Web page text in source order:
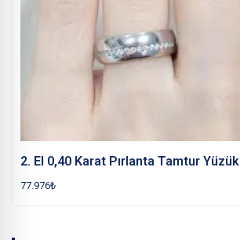
2. El 0,40 Karat Pırlanta Tamtur Yüzük
77.976₺